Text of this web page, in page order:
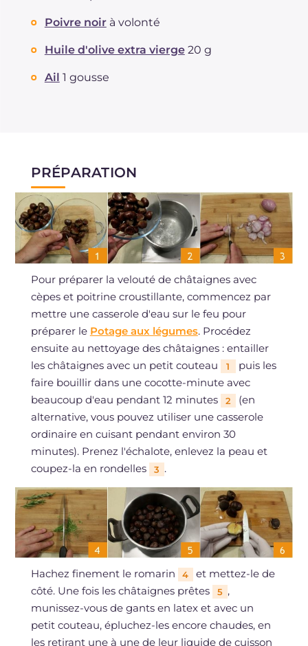
Poivre noir à volonté
Huile d'olive extra vierge 20 g
Ail 1 gousse
PRÉPARATION
Pour préparer la velouté de châtaignes avec
cèpes et poitrine croustillante, commencez par
mettre une casserole d'eau sur le feu pour
préparer le Potage aux légumes. Procédez
ensuite au nettoyage des châtaignes : entailler
les châtaignes avec un petit couteau
1
puis les
faire bouillir dans une cocotte-minute avec
beaucoup d'eau pendant 12 minutes
2
(en
alternative, vous pouvez utiliser une casserole
ordinaire en cuisant pendant environ 30
minutes). Prenez l'échalote, enlevez la peau et
coupez-la en rondelles
3 .
Hachez finement le romarin 4
et mettez-le de
côté. Une fois les châtaignes prêtes
5 ,
munissez-vous de gants en latex et avec un
petit couteau, épluchez-les encore chaudes, en
les retirant une à une de leur liquide de cuisson